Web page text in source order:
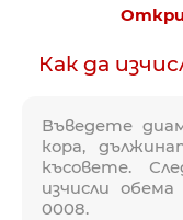
Как да
Въведете
кора,
късовете.
изчисли
0008.